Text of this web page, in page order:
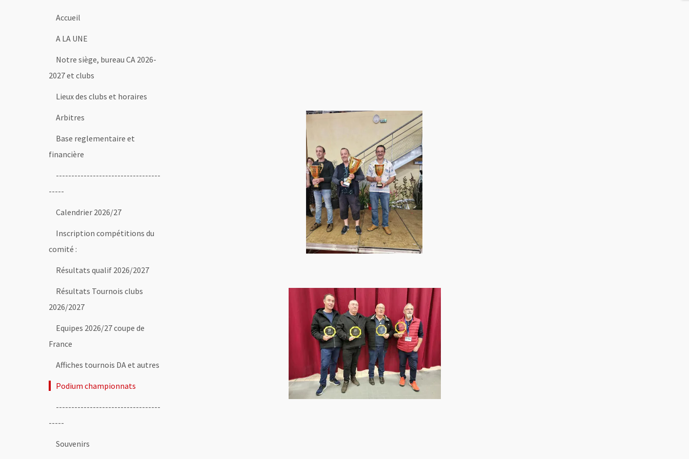
Accueil
A LA UNE
Notre siège, bureau CA 2026-
2027 et clubs
Lieux des clubs et horaires
Arbitres
Base reglementaire et
financière
----------------------------------
-----
Calendrier 2026/27
Inscription compétitions du
comité :
Résultats qualif 2026/2027
Résultats Tournois clubs
2026/2027
Equipes 2026/27 coupe de
France
Affiches tournois DA et autres
Podium championnats
----------------------------------
-----
Souvenirs